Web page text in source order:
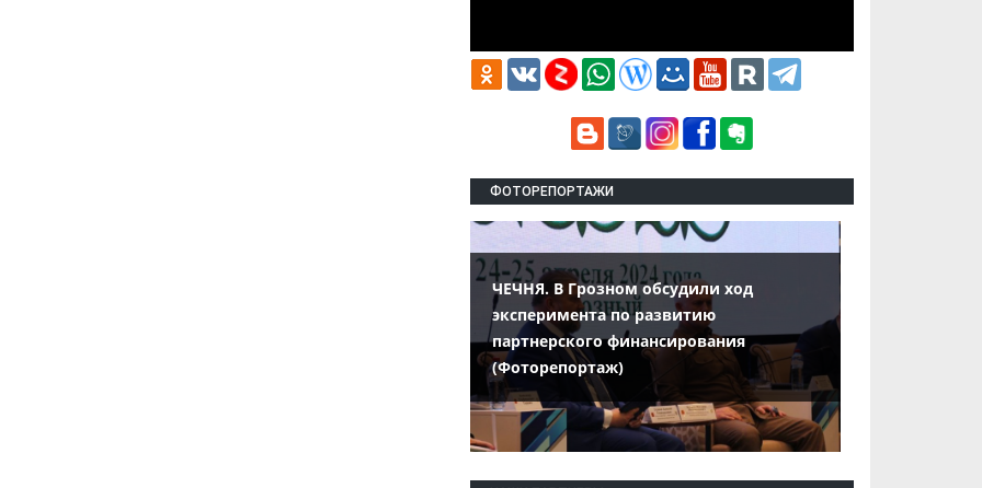
ФОТОРЕПОРТАЖИ
ЧЕЧНЯ. В Грозном обсудили ход
эксперимента по развитию
партнерского финансирования
(Фоторепортаж)